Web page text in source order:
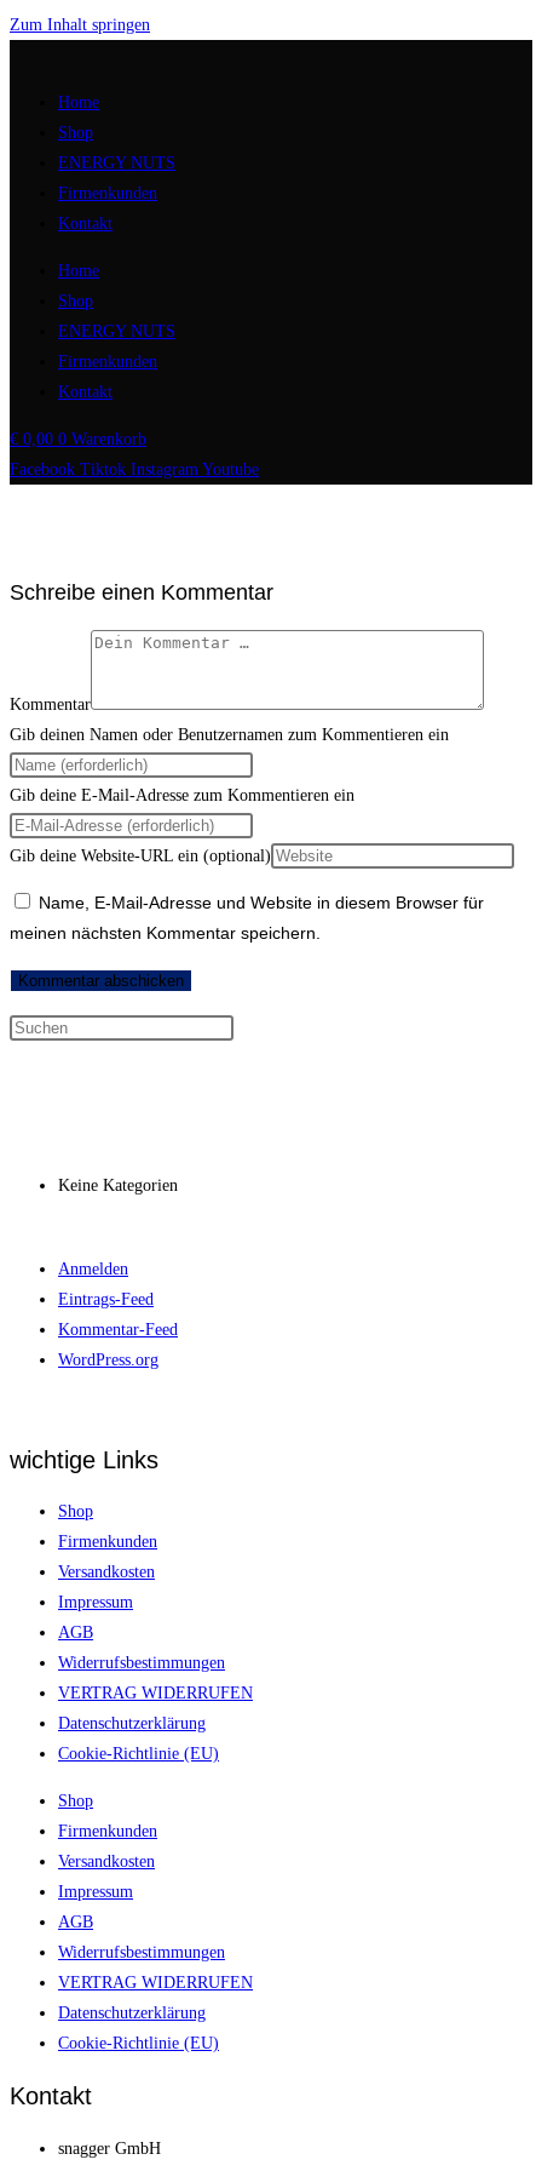
Zum Inhalt springen
Home
Shop
ENERGY NUTS
Firmenkunden
Kontakt
Home
Shop
ENERGY NUTS
Firmenkunden
Kontakt
€ 0,00 0 Warenkorb
Facebook Tiktok Instagram Youtube
Schreibe einen Kommentar
Kommentar
Gib deinen Namen oder Benutzernamen zum Kommentieren ein
Gib deine E-Mail-Adresse zum Kommentieren ein
Gib deine Website-URL ein (optional)
Name, E-Mail-Adresse und Website in diesem Browser für
meinen nächsten Kommentar speichern.
Keine Kategorien
Anmelden
Eintrags-Feed
Kommentar-Feed
WordPress.org
wichtige Links
Shop
Firmenkunden
Versandkosten
Impressum
AGB
Widerrufsbestimmungen
VERTRAG WIDERRUFEN
Datenschutzerklärung
Cookie-Richtlinie (EU)
Shop
Firmenkunden
Versandkosten
Impressum
AGB
Widerrufsbestimmungen
VERTRAG WIDERRUFEN
Datenschutzerklärung
Cookie-Richtlinie (EU)
Kontakt
snagger GmbH